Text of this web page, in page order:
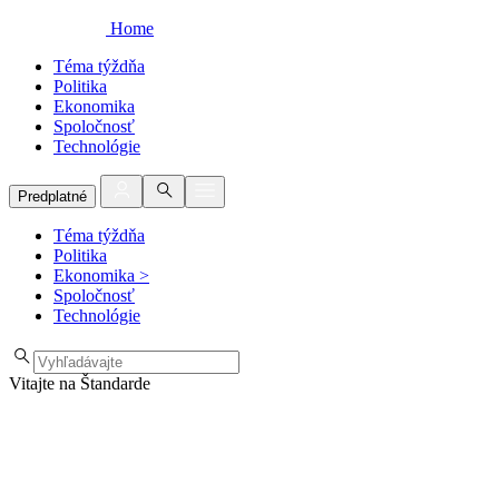
Home
Téma týždňa
Politika
Ekonomika
Spoločnosť
Technológie
Predplatné
Téma týždňa
Politika
Ekonomika >
Spoločnosť
Technológie
Vitajte na Štandarde